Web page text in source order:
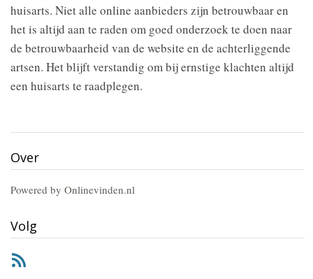
huisarts. Niet alle online aanbieders zijn betrouwbaar en
het is altijd aan te raden om goed onderzoek te doen naar
de betrouwbaarheid van de website en de achterliggende
artsen. Het blijft verstandig om bij ernstige klachten altijd
een huisarts te raadplegen.
Over
Powered by Onlinevinden.nl
Volg